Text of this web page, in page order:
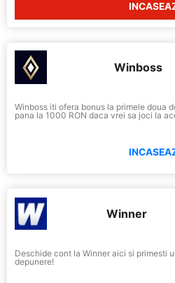
Winboss
Winboss iti ofera bonus la primele doua
pana la 1000 RON daca vrei sa joci la
Winner
Deschide cont la Winner aici si primesti
depunere!